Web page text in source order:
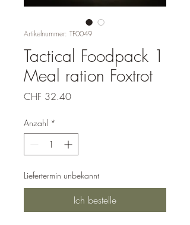
Artikelnummer: TF0049
Tactical Foodpack 1
Meal ration Foxtrot
CHF 32.40Preis
Anzahl *
Liefertermin unbekannt
Ich bestelle